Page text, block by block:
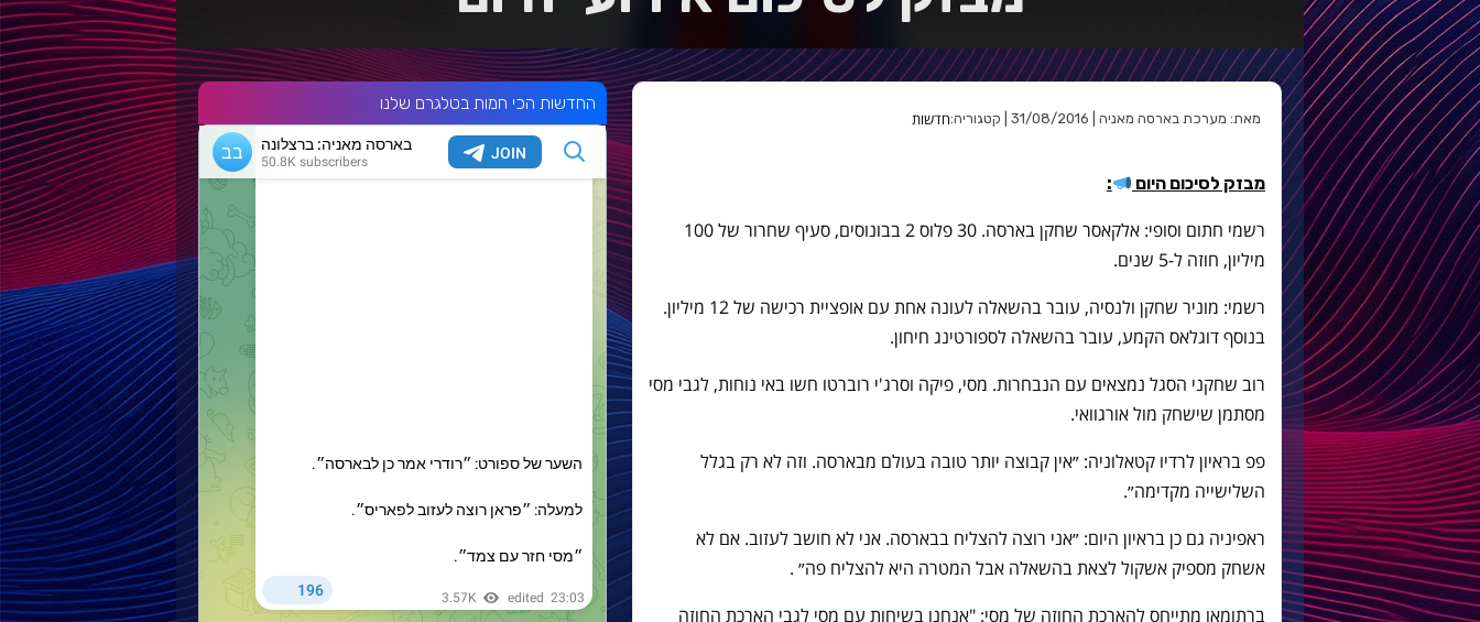
מאת: מערכת בארסה מאניה | 31/08/2016 | קטגוריה: חדשות
מבזק לסיכום היום :
רשמי חתום וסופי: אלקאסר שחקן בארסה. 30 פלוס 2 בבונוסים, סעיף שחרור של 100
מיליון, חוזה ל-5 שנים.
רשמי: מוניר שחקן ולנסיה, עובר בהשאלה לעונה אחת עם אופציית רכישה של 12 מיליון.
בנוסף דוגלאס הקמע, עובר בהשאלה לספורטינג חיחון.
רוב שחקני הסגל נמצאים עם הנבחרות. מסי, פיקה וסרג'י רוברטו חשו באי נוחות, לגבי מסי
מסתמן שישחק מול אורגוואי.
פפ בראיון לרדיו קטאלוניה: ״אין קבוצה יותר טובה בעולם מבארסה. וזה לא רק בגלל
השלישייה מקדימה״.
ראפיניה גם כן בראיון היום: ״אני רוצה להצליח בבארסה. אני לא חושב לעזוב. אם לא
אשחק מספיק אשקול לצאת בהשאלה אבל המטרה היא להצליח פה״ .
ברתומאו מתייחס להארכת החוזה של מסי: "אנחנו בשיחות עם מסי לגבי הארכת החוזה
החדשות הכי חמות בטלגרם שלנו